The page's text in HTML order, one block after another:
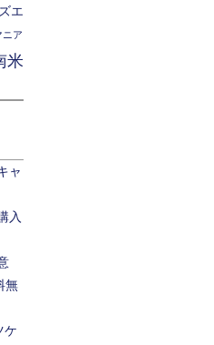
エ
ニア
米
ャ
入
無
ケ